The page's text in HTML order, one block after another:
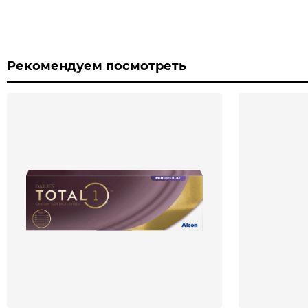
Рекомендуем посмотреть